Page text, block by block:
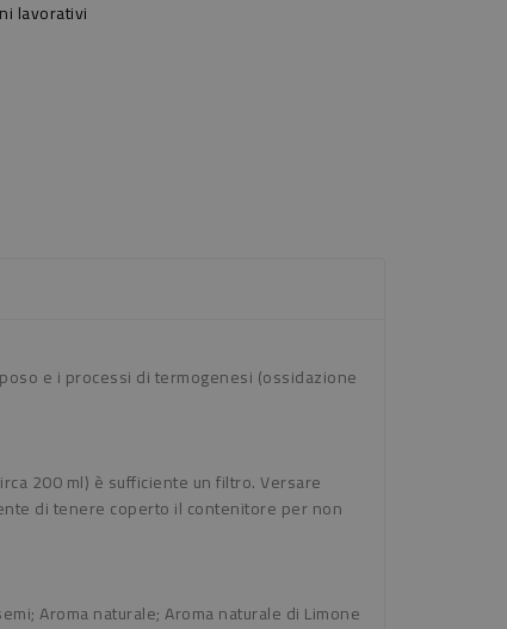
lavorativi
e i processi di termogenesi (ossidazione
200 ml) è sufficiente un filtro. Versare
di tenere coperto il contenitore per non
Aroma naturale; Aroma naturale di Limone